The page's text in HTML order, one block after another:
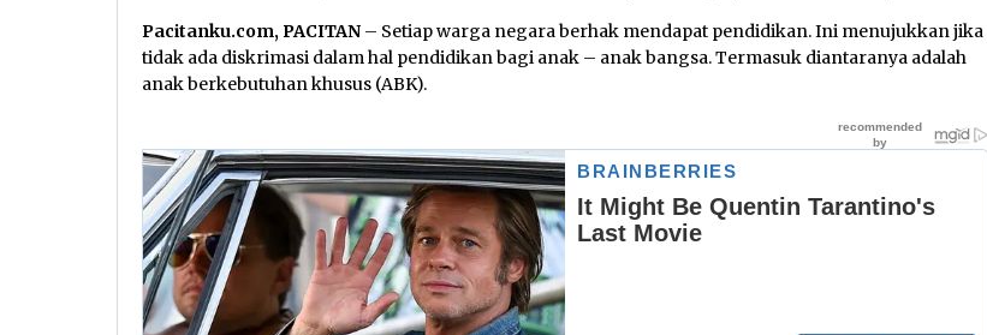
Pacitanku.com, PACITAN – Setiap warga negara berhak mendapat pendidikan. Ini menujukkan jika
tidak ada diskrimasi dalam hal pendidikan bagi anak – anak bangsa. Termasuk diantaranya adalah
anak berkebutuhan khusus (ABK).